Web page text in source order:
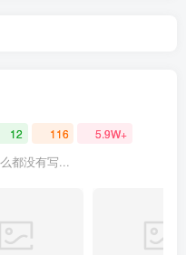
12 116 5.9W+
都没有写...